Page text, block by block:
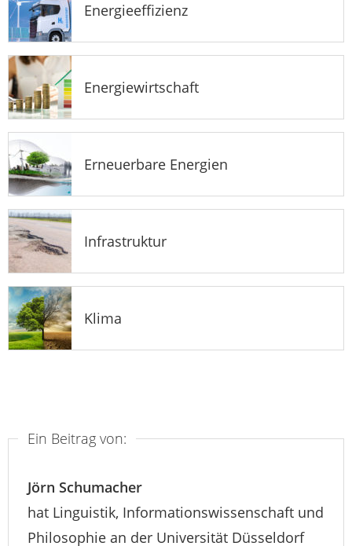
Energieeffizienz
Energiewirtschaft
Erneuerbare Energien
Infrastruktur
Klima
Ein Beitrag von:
Jörn Schumacher
hat Linguistik, Informationswissenschaft und
Philosophie an der Universität Düsseldorf